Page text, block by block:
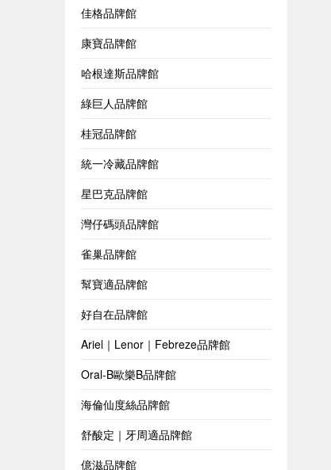
佳格品牌館
康寶品牌館
哈根達斯品牌館
綠巨人品牌館
桂冠品牌館
統一冷藏品牌館
星巴克品牌館
灣仔碼頭品牌館
雀巢品牌館
幫寶適品牌館
好自在品牌館
Ariel｜Lenor｜Febreze品牌館
Oral-B歐樂B品牌館
海倫仙度絲品牌館
舒酸定｜牙周適品牌館
億滋品牌館